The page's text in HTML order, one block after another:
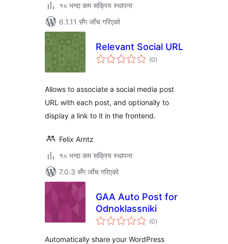
१० भन्दा कम सक्रिय स्थापना
6.1.11 सँग जाँच गरिएको
Relevant Social URL
(0कुल
रेटिङ्गहरू
)
Allows to associate a social media post
URL with each post, and optionally to
display a link to it in the frontend.
Felix Arntz
१० भन्दा कम सक्रिय स्थापना
7.0.3 सँग जाँच गरिएको
GAA Auto Post for
Odnoklassniki
(0कुल
रेटिङ्गहरू
)
Automatically share your WordPress